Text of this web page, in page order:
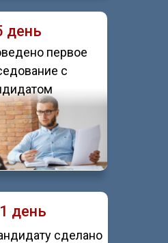
день
сделано
день
первое
с